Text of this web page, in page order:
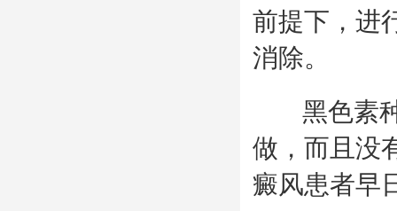
前提下，进
消除。
黑色素种
做，而且没
癜风患者早